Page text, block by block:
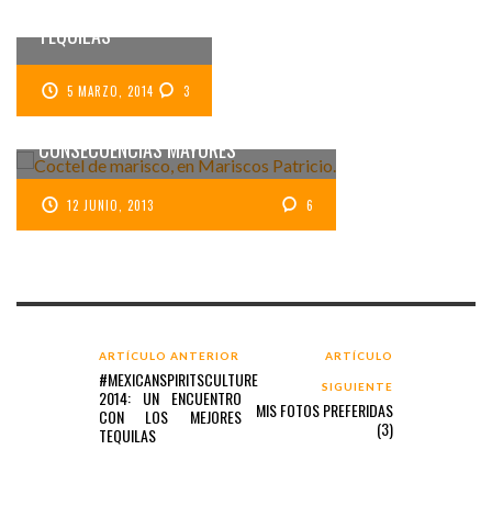
TEQUILAS
5 MARZO, 2014 3
COMER MARISCO EN UN PUESTO DE
CARRETERA DE MÉXICO SIN
CONSECUENCIAS MAYORES
12 JUNIO, 2013 6
ARTÍCULO ANTERIOR
#MEXICANSPIRITSCULTURE
2014: UN ENCUENTRO
CON LOS MEJORES
TEQUILAS
ARTÍCULO
SIGUIENTE
MIS FOTOS PREFERIDAS
(3)